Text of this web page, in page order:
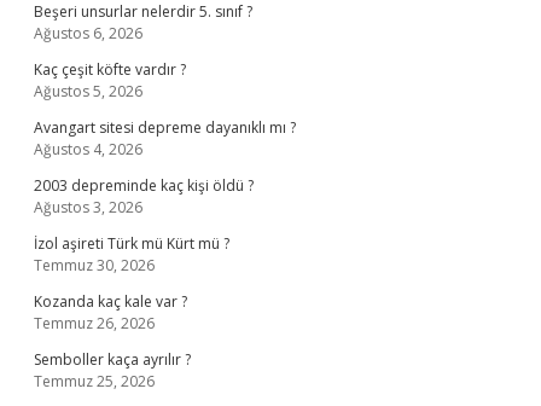
Beşeri unsurlar nelerdir 5. sınıf ?
Ağustos 6, 2026
Kaç çeşit köfte vardır ?
Ağustos 5, 2026
Avangart sitesi depreme dayanıklı mı ?
Ağustos 4, 2026
2003 depreminde kaç kişi öldü ?
Ağustos 3, 2026
İzol aşireti Türk mü Kürt mü ?
Temmuz 30, 2026
Kozanda kaç kale var ?
Temmuz 26, 2026
Semboller kaça ayrılır ?
Temmuz 25, 2026